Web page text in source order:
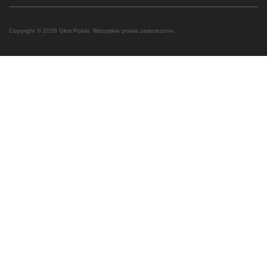
Copyright © 2026 Głos Polski. Wszystkie prawa zastrzeżone.